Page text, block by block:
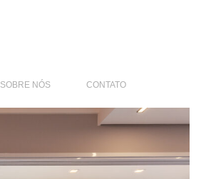
SOBRE NÓS CONTATO